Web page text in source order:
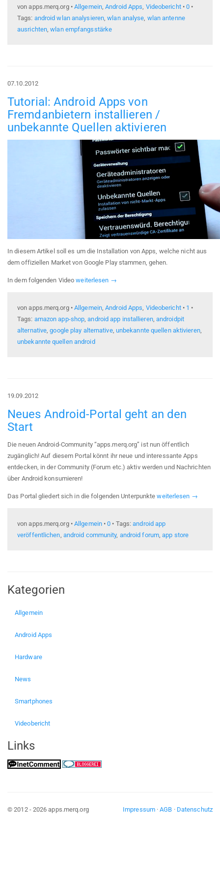
von apps.merq.org • Allgemein,Android Apps, Videobericht• 0 •
Tags: android wlan analysieren,wlan analyse, wlan antenne
ausrichten,wlan empfangsstärke
07.10.2012
Tutorial: Android Apps von
Fremdanbietern installieren /
unbekannte Quellen aktivieren
In diesem Artikel soll es um die Installation von Apps, welche nicht aus
dem offiziellen Market von Google Play stammen, gehen.
In dem folgenden Videoweiterlesen →
von apps.merq.org • Allgemein,Android Apps Videobericht• 1 •
Tags: amazon app-shop ,android app installieren, androidpit
alternative ,google play alternative, unbekannte quellen aktivieren,
unbekannte quellen android
19.09.2012
Neues Android-Portal geht an den
Start
Die neuen Android-Community “apps.merq.org” ist nun öffentlich
zugänglich! Auf diesem Portal könnt ihr neue und interessante Apps
entdecken, in der Community (Forum etc.) aktiv werden und Nachrichten
über Android konsumieren!
Das Portal gliedert sich in die folgenden Unterpunkteweiterlesen →
von apps.merq.org • Allgemein• 0 • Tags:android app
veröffentlichen, android community, android forum,app store
Kategorien
Allgemein
Android Apps
Hardware
News
Smartphones
Videobericht
Links
Impressum·AGB · Datenschutz
© 2012 - 2026 apps.merq.org